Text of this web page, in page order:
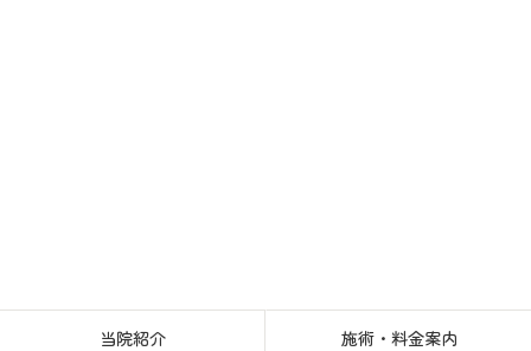
当院紹介 施術・料金案内